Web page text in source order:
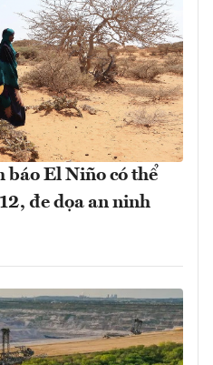
báo El Niño có thể
đe dọa an ninh